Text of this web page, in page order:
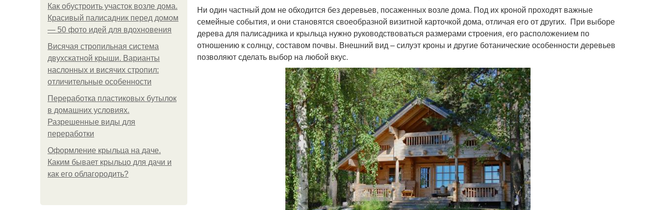
Как обустроить участок возле дома.
Красивый палисадник перед домом
— 50 фото идей для вдохновения
Висячая стропильная система
двухскатной крыши. Варианты
наслонных и висячих стропил:
отличительные особенности
Переработка пластиковых бутылок
в домашних условиях.
Разрешенные виды для
переработки
Оформление крыльца на даче.
Каким бывает крыльцо для дачи и
как его облагородить?
Ни один частный дом не обходится без деревьев, посаженных возле дома. Под их кроной проходят важные
семейные события, и они становятся своеобразной визитной карточкой дома, отличая его от других. При выборе
дерева для палисадника и крыльца нужно руководствоваться размерами строения, его расположением по
отношению к солнцу, составом почвы. Внешний вид – силуэт кроны и другие ботанические особенности деревьев
позволяют сделать выбор на любой вкус.